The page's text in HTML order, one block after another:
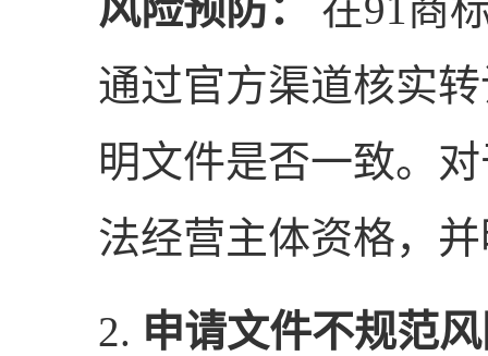
通过官方渠道核实
明文件是否一致。
法经营主体资格，
2. 申请文件不规范